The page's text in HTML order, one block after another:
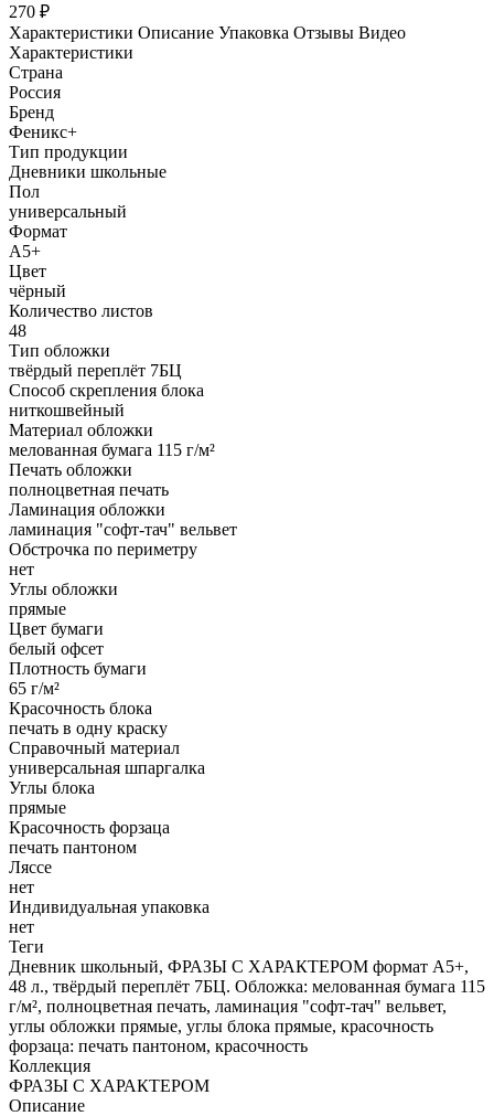
270 ₽
Характеристики Описание Упаковка Отзывы Видео
Характеристики
Страна
Россия
Бренд
Феникс+
Тип продукции
Дневники школьные
Пол
универсальный
Формат
А5+
Цвет
чёрный
Количество листов
48
Тип обложки
твёрдый переплёт 7БЦ
Способ скрепления блока
ниткошвейный
Материал обложки
мелованная бумага 115 г/м²
Печать обложки
полноцветная печать
Ламинация обложки
ламинация "софт-тач" вельвет
Обстрочка по периметру
нет
Углы обложки
прямые
Цвет бумаги
белый офсет
Плотность бумаги
65 г/м²
Красочность блока
печать в одну краску
Справочный материал
универсальная шпаргалка
Углы блока
прямые
Красочность форзаца
печать пантоном
Ляссе
нет
Индивидуальная упаковка
нет
Теги
Дневник школьный, ФРАЗЫ С ХАРАКТЕРОМ формат А5+,
48 л., твёрдый переплёт 7БЦ. Обложка: мелованная бумага 115
г/м², полноцветная печать, ламинация "софт-тач" вельвет,
углы обложки прямые, углы блока прямые, красочность
форзаца: печать пантоном, красочность
Коллекция
ФРАЗЫ С ХАРАКТЕРОМ
Описание